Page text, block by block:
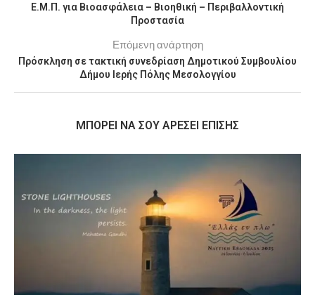
Ε.Μ.Π. για Βιοασφάλεια – Βιοηθική – Περιβαλλοντική
Προστασία
Επόμενη ανάρτηση
Πρόσκληση σε τακτική συνεδρίαση Δημοτικού Συμβουλίου
Δήμου Ιερής Πόλης Μεσολογγίου
MΠΟΡΕΊ ΝΑ ΣΟΥ ΑΡΈΣΕΙ ΕΠΊΣΗΣ